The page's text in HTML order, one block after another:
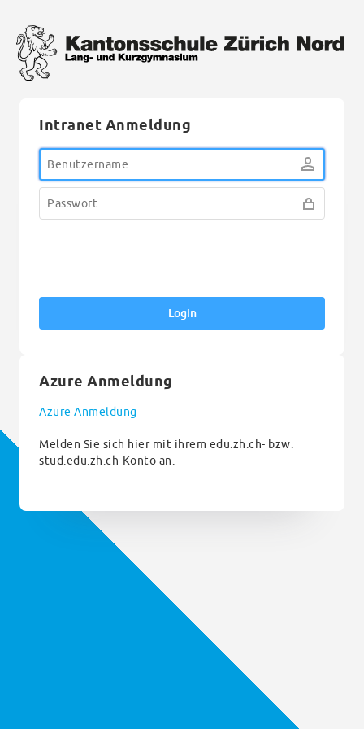
Intranet Anmeldung
Login
Azure Anmeldung
Azure Anmeldung
Melden Sie sich hier mit ihrem edu.zh.ch- bzw.
stud.edu.zh.ch-Konto an.